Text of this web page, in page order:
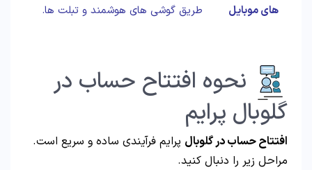
های موبایل
طریق گوشی های هوشمند و تبلت ها.
نحوه افتتاح حساب در
گلوبال پرایم
افتتاح حساب در گلوبال پرایم فرآیندی ساده و سریع است.
مراحل زیر را دنبال کنید.